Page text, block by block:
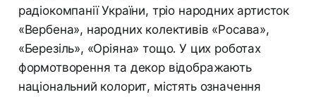
радіокомпанії України, тріо народних артисток
«Вербена», народних колективів «Росава»,
«Березіль», «Оріяна» тощо. У цих роботах
формотворення та декор відображають
національний колорит, містять означення